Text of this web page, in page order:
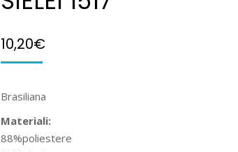
10,20€
Brasiliana
Materiali:
88%poliestere